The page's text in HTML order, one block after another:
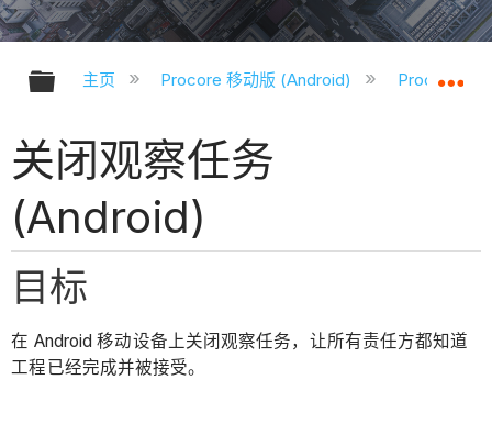
扩展/隐缩全局层次
主页 Procore 移动版 (Android) Procore
关闭观察任务
(Android)
目标
在 Android 移动设备上关闭观察任务，让所有责任方都知道
工程已经完成并被接受。